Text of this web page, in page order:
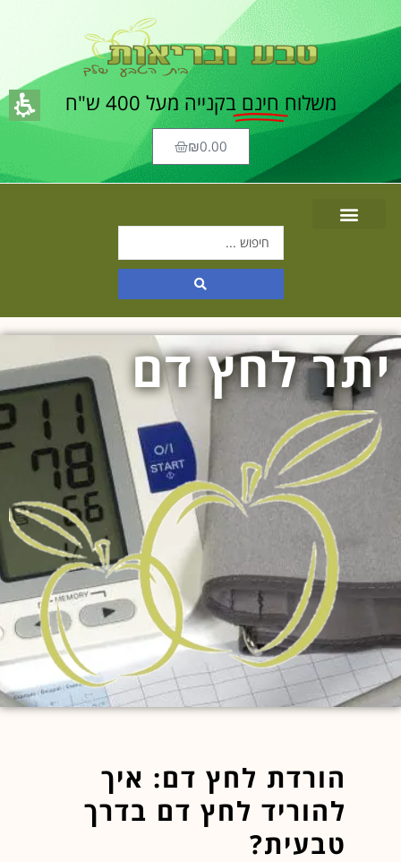
משלוח חינם בקנייה מעל 400 ש"ח
₪0.00
יתר לחץ דם
הורדת לחץ דם: איך
להוריד לחץ דם בדרך
טבעית?